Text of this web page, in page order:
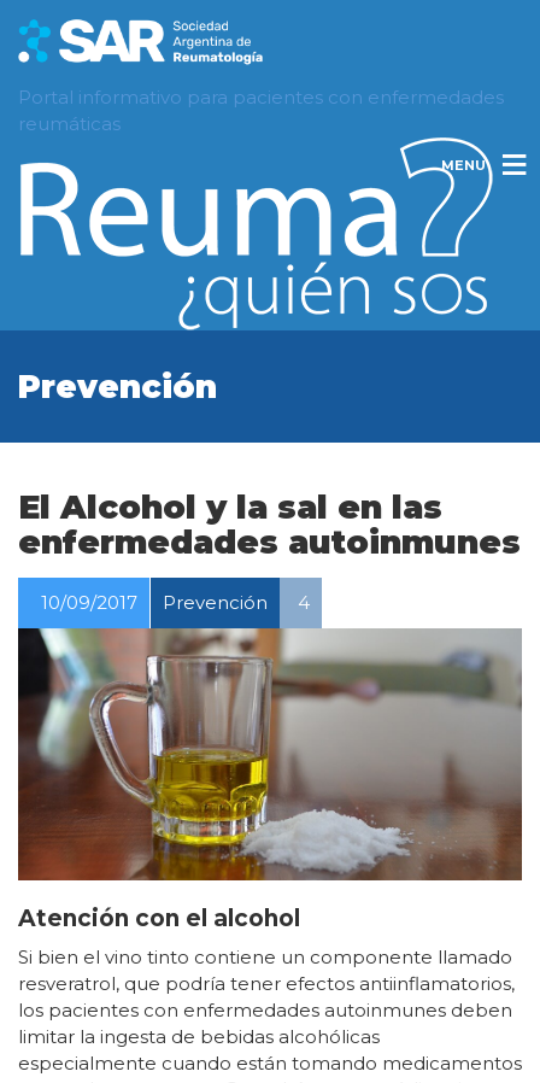
Portal informativo para pacientes con enfermedades
reumáticas
MENU
Prevención
El Alcohol y la sal en las
enfermedades autoinmunes
10/09/2017 Prevención 4
Atención con el alcohol
Si bien el vino tinto contiene un componente llamado
resveratrol, que podría tener efectos antiinflamatorios,
los pacientes con enfermedades autoinmunes deben
limitar la ingesta de bebidas alcohólicas
especialmente cuando están tomando medicamentos